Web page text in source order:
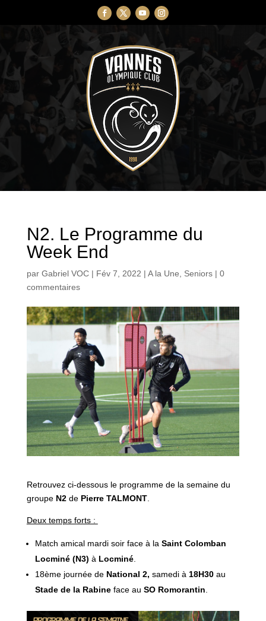
N2. Le Programme du
Week End
par Gabriel VOC| Fév 7, 2022 | A la Une, Seniors| 0
commentaires
Retrouvez ci-dessous le programme de la semaine du
groupe N2dePierre TALMONT.
Deux temps forts :
Match amical mardi soir face à la Saint Colomban
Locminé (N3) à Locminé.
18ème journée deNational 2, samedi à 18H30au
Stade de la Rabine face au SO Romorantin